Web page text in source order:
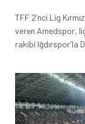
TFF 2’nci Lig
veren Amedspor,
rakibi Iğdırspor’la